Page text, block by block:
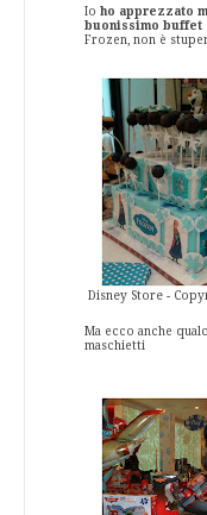
Io ho apprezzato
buonissimo buffet
Frozen, non è
Disney Store -
Ma ecco anche
maschietti